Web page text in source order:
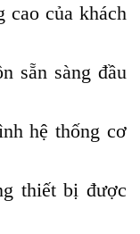
cao của khách
sẵn sàng đầu
hệ thống cơ
thiết bị được